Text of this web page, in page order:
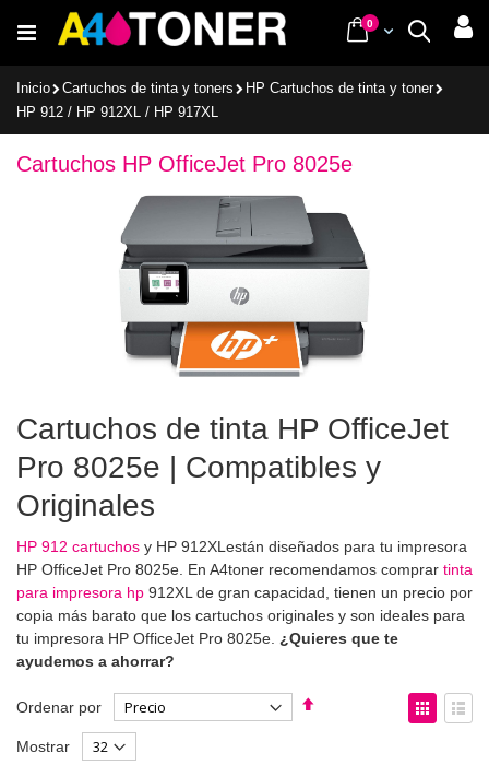
al
Buscar
Cart
0items
Inicio Cartuchos de tinta y toners
HP Cartuchos de tinta y toner
HP 912 / HP 912XL / HP 917XL
Cartuchos HP OfficeJet Pro 8025e
Cartuchos de tinta HP OfficeJet
Pro 8025e | Compatibles y
Originales
HP 912 cartuchos y HP 912XLestán diseñados para tu impresora
HP OfficeJet Pro 8025e. En A4toner recomendamos comprar tinta
para impresora hp 912XL de gran capacidad, tienen un precio por
copia más barato que los cartuchos originales y son ideales para
tu impresora HP OfficeJet Pro 8025e. ¿Quieres que te
ayudemos a ahorrar?
Ordenar por
Fijar
Ver
como
Mostrar